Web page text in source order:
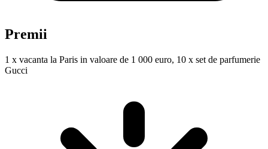
Premii
1 x vacanta la Paris in valoare de 1 000 euro, 10 x set de parfumerie
Gucci